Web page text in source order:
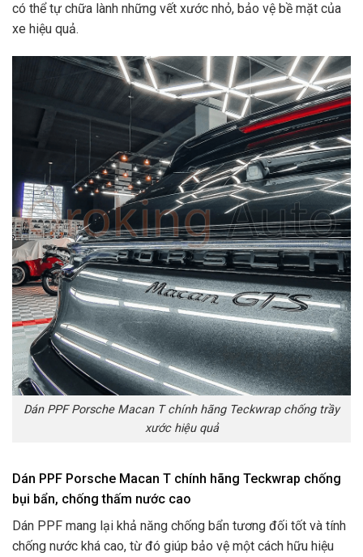
có thể tự chữa lành những vết xước nhỏ, bảo vệ bề mặt của
xe hiệu quả.
Dán PPF Porsche Macan T chính hãng Teckwrap chống trầy
xước hiệu quả
Dán PPF Porsche Macan T chính hãng Teckwrap chống
bụi bẩn, chống thấm nước cao
Dán PPF mang lại khả năng chống bẩn tương đối tốt và tính
chống nước khá cao, từ đó giúp bảo vệ một cách hữu hiệu